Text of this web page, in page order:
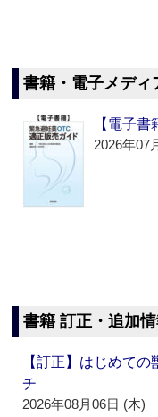
書籍・電子メディ
【電子
2026年07
書籍 訂正・追加
【訂正】はじめて
チ
2026年08月06日 (木)